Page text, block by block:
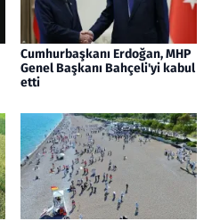
Cumhurbaşkanı Erdoğan, MHP
Genel Başkanı Bahçeli'yi kabul
etti